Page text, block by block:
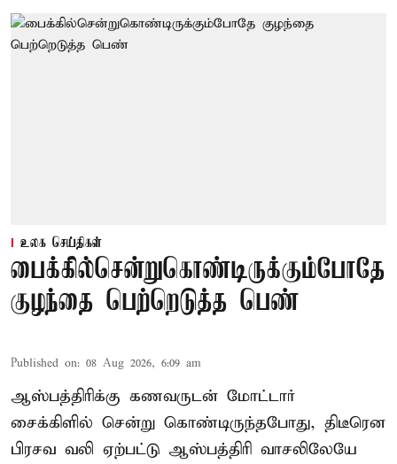
உலக செய்திகள்
பைக்கில்சென்றுகொண்டிருக்கும்போதே
குழந்தை பெற்றெடுத்த பெண்
Published on: 08 Aug 2026, 6:09 am
ஆஸ்பத்திரிக்கு கணவருடன் மோட்டார்
சைக்கிளில் சென்று கொண்டிருந்தபோது, திடீரென
பிரசவ வலி ஏற்பட்டு ஆஸ்பத்திரி வாசலிலேயே